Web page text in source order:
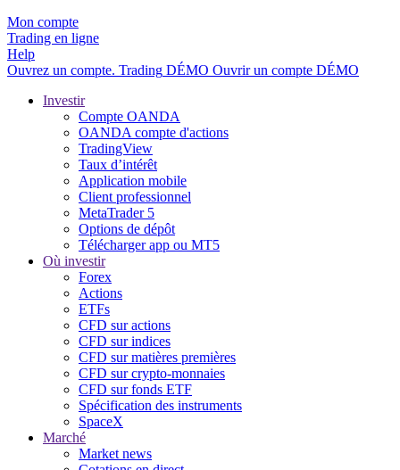
Mon compte
Trading en ligne
Help
Ouvrez un compte. Trading DÉMO Ouvrir un compte DÉMO
Investir
Compte OANDA
OANDA compte d'actions
TradingView
Taux d’intérêt
Application mobile
Client professionnel
MetaTrader 5
Options de dépôt
Télécharger app ou MT5
Où investir
Forex
Actions
ETFs
CFD sur actions
CFD sur indices
CFD sur matières premières
CFD sur crypto-monnaies
CFD sur fonds ETF
Spécification des instruments
SpaceX
Marché
Market news